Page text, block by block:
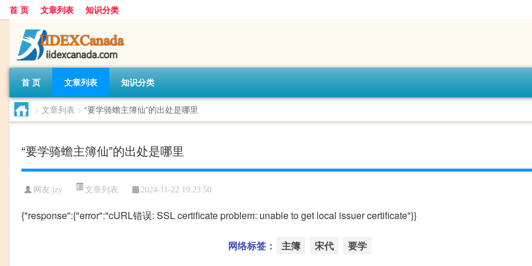
首 页 文章列表 知识分类
首 页 文章列表 知识分类
> 文章列表 > “要学骑蟾主簿仙”的出处是哪里
“要学骑蟾主簿仙”的出处是哪里
网友:jzy 文章列表 2024-11-22 19:23:50
{"response":{"error":"cURL错误: SSL certificate problem: unable to get local issuer certificate"}}
网络标签： 主簿 宋代 要学